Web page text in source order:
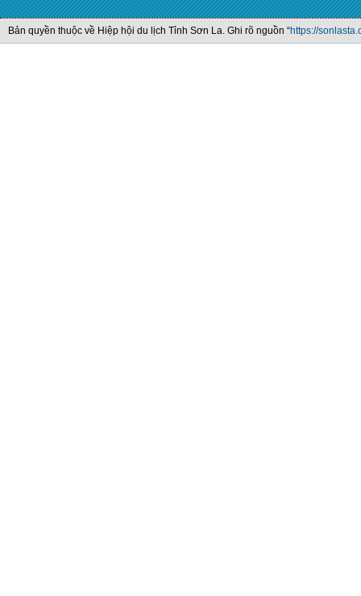
Bản quyền thuộc về Hiệp hội du lịch Tỉnh Sơn La. Ghi rõ nguồn “https://